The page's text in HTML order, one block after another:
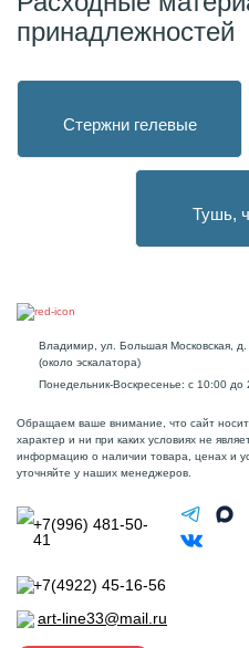
принадлежностей
Стержни гелевые
Тушь,
Владимир, ул. Большая Московская,
(около эскалатора)
Понедельник-Воскресенье: с 10:00 до
Обращаем ваше внимание, что сайт
характер и ни при каких условиях не
информацию о наличии товара, ценах и
уточняйте у наших менеджеров.
+7(996) 481-50-
41
+7(4922) 45-16-56
art-line33@mail.ru